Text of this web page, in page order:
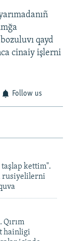
qayd
cinaiy işlerni
Follow us
kettim".
rusiyelilerni
Qırım
hainligi